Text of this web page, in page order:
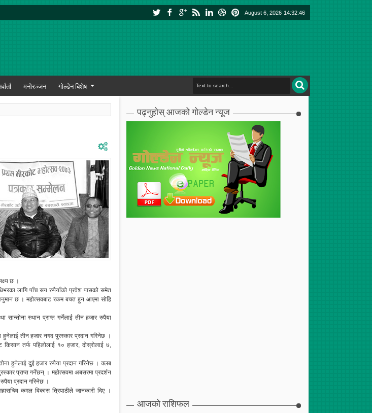
August 6, 2026 14:32:47
मनोरञ्जन गोल्डेन बिशेष
छ ।
लागि पाँच सय रुपैयाँको प्रवेश पासको समेत
छ । महोत्सवबाट रकम बचत हुन आएमा सोहि
सान्तोना स्थान प्राप्त गर्नेलाई तीन हजार रुपैया
हुनेलाई तीन हजार नगद पुरस्कार प्रदान गरिनेछ ।
तर्फ पहिलोलाई १० हजार, दोस्रोलाई ७,
हुनेलाई दुई हजार रुपैया प्रदान गरिनेछ । क्लब
प्राप्त गर्नेछन् । महोत्सवमा अबसरमा प्रदर्शन
प्रदान गरिनेछ ।
कमल विकास त्रिपाठीले जानकारी दिए ।
पढ्नुहोस् आजको गोल्डेन न्यूज
आजको राशिफल